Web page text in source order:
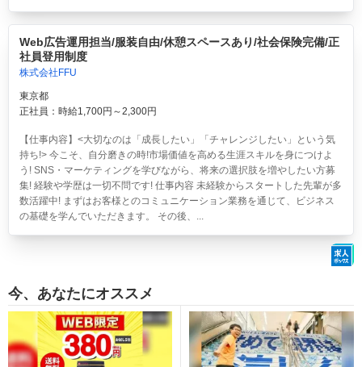
Web広告運用担当/服装自由/休憩スペースあり/社会保険完備/正
社員登用制度
株式会社FFU
東京都
正社員：時給1,700円～2,300円
【仕事内容】<大切なのは「成長したい」「チャレンジしたい」という気
持ち!> 今こそ、自分磨きの時!市場価値を高める生涯スキルを身につけよ
う! SNS・マーケティングを学びながら、将来の選択肢を増やしたい方募
集! 経験や学歴は一切不問です! 仕事内容 未経験からスタートした先輩が多
数活躍中! まずはお客様とのコミュニケーション業務を通じて、ビジネス
の基礎を学んでいただきます。 その後、...
今、あなたにオススメ